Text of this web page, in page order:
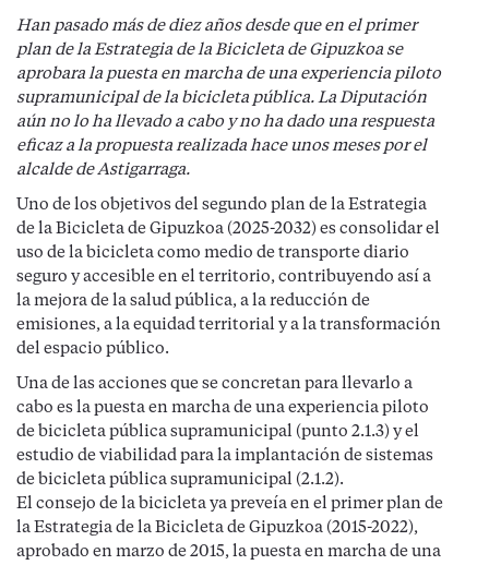
Han pasado más de diez años desde que en el primer
plan de la Estrategia de la Bicicleta de Gipuzkoa se
aprobara la puesta en marcha de una experiencia piloto
supramunicipal de la bicicleta pública. La Diputación
aún no lo ha llevado a cabo y no ha dado una respuesta
eficaz a la propuesta realizada hace unos meses por el
alcalde de Astigarraga.
Uno de los objetivos del segundo plan de la Estrategia
de la Bicicleta de Gipuzkoa (2025-2032) es consolidar el
uso de la bicicleta como medio de transporte diario
seguro y accesible en el territorio, contribuyendo así a
la mejora de la salud pública, a la reducción de
emisiones, a la equidad territorial y a la transformación
del espacio público.
Una de las acciones que se concretan para llevarlo a
cabo es la puesta en marcha de una experiencia piloto
de bicicleta pública supramunicipal (punto 2.1.3) y el
estudio de viabilidad para la implantación de sistemas
de bicicleta pública supramunicipal (2.1.2).
El consejo de la bicicleta ya preveía en el primer plan de
la Estrategia de la Bicicleta de Gipuzkoa (2015-2022),
aprobado en marzo de 2015, la puesta en marcha de una